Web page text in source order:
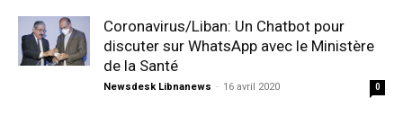
Coronavirus/Liban: Un Chatbot pour
discuter sur WhatsApp avec le Ministère
de la Santé
Newsdesk Libnanews - 16 avril 2020 0